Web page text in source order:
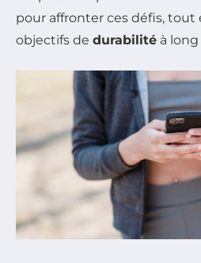
pour affronter ces défis, tout
objectifs de durabilité à